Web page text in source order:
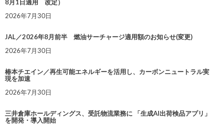
8月1日適用 改定）
2026年7月30日
JAL／2026年8月前半 燃油サーチャージ適用額のお知らせ(変更)
2026年7月30日
椿本チエイン／再生可能エネルギーを活用し、カーボンニュートラル実
現を加速
2026年7月30日
三井倉庫ホールディングス、受託物流業務に 「生成AI出荷検品アプリ」
を開発・導入開始